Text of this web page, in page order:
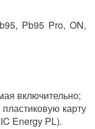
Pb95 Pro, ON,
включительно;
карту
Energy PL).